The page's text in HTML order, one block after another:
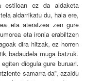
estiloan ez da aldaketa
aldarrikatu du, hala ere,
eta ateratzea zen gure
eta ironia erabiltzen
dira hitzak, ez horren
badaudela muga batzuk.
diogula gure buruari.
samarra da”, azaldu